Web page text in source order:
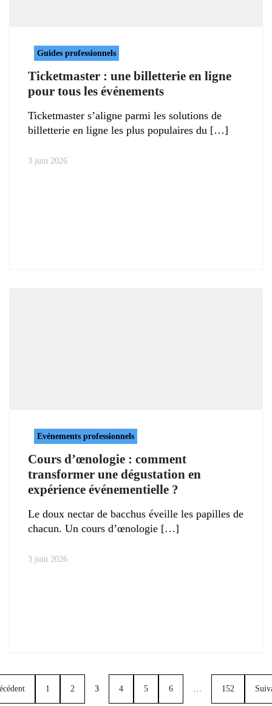
Guides professionnels
Ticketmaster : une billetterie en ligne
pour tous les événements
Ticketmaster s’aligne parmi les solutions de
billetterie en ligne les plus populaires du
3 juin 2026
Evénements professionnels
Cours d’œnologie : comment
transformer une dégustation en
expérience événementielle ?
Le doux nectar de bacchus éveille les papilles de
chacun. Un cours d’œnologie
3 juin 2026
1 2 3 4 5 6 … 152